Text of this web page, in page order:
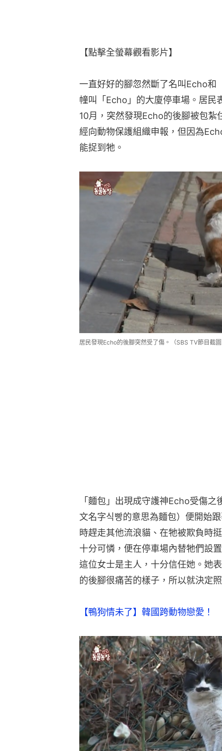
【點擊全螢幕觀看影片】
一直好好的腳忽然斷了名叫Echo和
幢叫「Echo」的大廈停車場。居民
10月，突然發現Echo的後腳被包
經向動物保護組織申報，但因為
能捉到牠。
居民發現Echo的後腳突然受了傷。（SBS TV節目截
「麵包」出現成守護神Echo受傷
文名字식빵的意思為麵包）便開始
時趕走其他流浪貓、在牠被欺負時
十分可憐，便在停車場內替牠們設
這位女士是主人，十分信任她。她
的後腳很痛苦的樣子，所以就決定
【鴨狗情未了】韓國跨動物戀愛！